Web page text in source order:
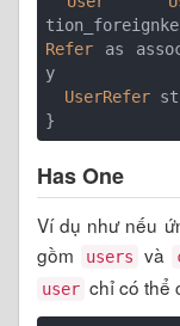
Refer as
y
UserRefer
Has One
Ví dụ như nếu
gồm
users và
user chỉ có thể